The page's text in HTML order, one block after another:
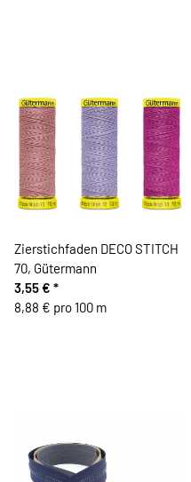
Zierstichfaden DECO STITCH
70, Gütermann
3,55 € *
8,88 € pro 100 m